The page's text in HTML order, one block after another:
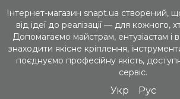
Інтернет-магазин snapt.ua створений,
від ідеї до реалізації — для кожного,
Допомагаємо майстрам, ентузіастам і
знаходити якісне кріплення,
поєднуємо професійну якість,
сервіс.
Укр Рус